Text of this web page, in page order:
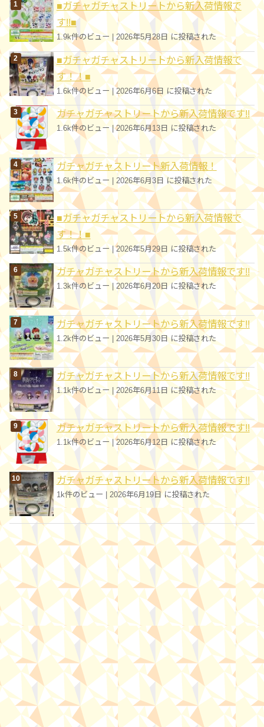
ー
■ガチャガチャストリートから新入荷情報で
す!!■
1.9k件のビュー |2026年5月28日 に投稿された
■ガチャガチャストリートから新入荷情報で
す！！■
1.6k件のビュー| 2026年6月6日 に投稿された
ガチャガチャストリートから新入荷情報です!!
1.6k件のビュー|2026年6月13日 に投稿された
ガチャガチャストリート新入荷情報！
1.6k件のビュー | 2026年6月3日 に投稿された
■ガチャガチャストリートから新入荷情報で
す！！■
1.5k件のビュー|2026年5月29日 に投稿された
ガチャガチャストリートから新入荷情報です!!
1.3k件のビュー |2026年6月20日 に投稿された
ガチャガチャストリートから新入荷情報です!!
1.2k件のビュー | 2026年5月30日 に投稿された
ガチャガチャストリートから新入荷情報です!!
1.1k件のビュー |2026年6月11日 に投稿された
ガチャガチャストリートから新入荷情報です!!
1.1k件のビュー|2026年6月12日 に投稿された
ガチャガチャストリートから新入荷情報です!!
1k件のビュー | 2026年6月19日 に投稿された